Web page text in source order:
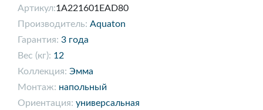
Артикул:1A221601EAD80
Производитель: Aquaton
Гарантия: 3 года
Вес (кг): 12
Коллекция: Эмма
Монтаж: напольный
Ориентация: универсальная